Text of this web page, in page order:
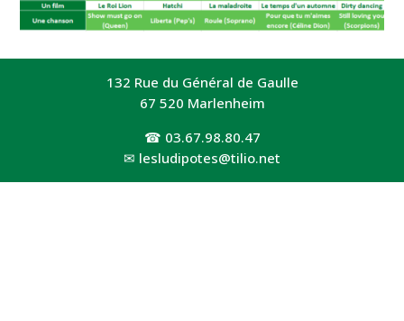
132 Rue du Général de Gaulle
67 520 Marlenheim
☎ 03.67.98.80.47
✉ lesludipotes@tilio.net